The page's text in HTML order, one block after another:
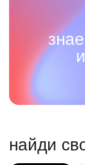
найди